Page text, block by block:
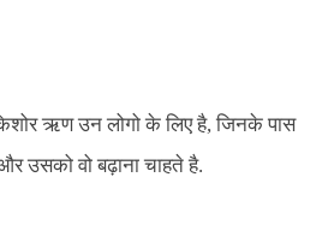
ऋण उन लोगो के लिए है, जिनके पास
वो बढ़ाना चाहते है.